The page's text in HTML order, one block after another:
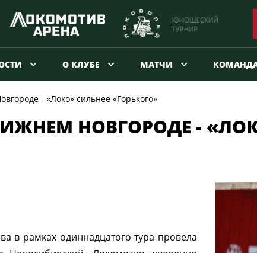
О КЛУБЕ МАТЧИ
- «Локо» сильнее «Горького»
НОВГОРОДЕ -
в рамках одиннадцатого тура провела